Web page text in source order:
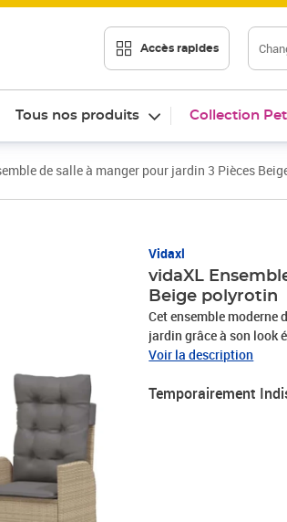
Accès rapides
Tous nos produits Collection
de salle à manger pour jardin 3 Pièces
Vidaxl
vidaXL
Beige polyrotin
Cet ensemble moderne
jardin grâce à son look
avec du poly rattan, du
acier robuste garantit
résistants aux
Voir la description
Temporairement